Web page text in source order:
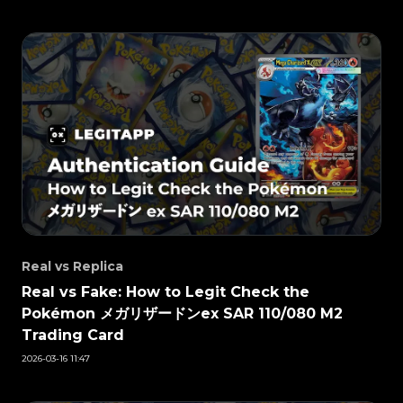
#3066123689299189#3066123689299189
#3066123689299189#3066123689299189
#3066123689299189#3066123689299189
#3066123689299189#3066123689299189
#3066123689299189#3066123689299189
#3066123689299189#3066123689299189
#3066123689299189#3066123689299189
#3066123689299189#3066123689299189
#3066123689299189#3066123689299189
#3066123689299189#3066123689299189
#3066123689299189#3066123689299189
#3066123689299189#3066123689299189
#3066123689299189
#3066123689299189#3066123689299189
#3066123689299189
#3066123689299189
#3066123689299189 #3066123689299189
#3066123689299189
#3066123689299189
#3066123689299189 #3066123689299189
#3066123689299189#3066123689299189
#3066123689299189#3066123689299189
#3066123689299189#3066123689299189
#3066123689299189#3066123689299189
#3066123689299189#3066123689299189
#3066123689299189#3066123689299189
#3066123689299189#3066123689299189
#3066123689299189#3066123689299189
#3066123689299189#3066123689299189
#3066123689299189#3066123689299189
#3066123689299189
#3066123689299189#3066123689299189
#3066123689299189#3066123689299189
#3066123689299189
#3066123689299189
#3408395499395160#3408395499395160
#3408395499395160#3408395499395160
#3408395499395160#3408395499395160
#3408395499395160#3408395499395160
#3408395499395160#3408395499395160
#3408395499395160#3408395499395160
#3408395499395160#3408395499395160
#3408395499395160#3408395499395160
#3408395499395160#3408395499395160
#3408395499395160#3408395499395160
#3408395499395160#3408395499395160
#3408395499395160#3408395499395160
#3408395499395160
#3408395499395160
#3408395499395160
#3408395499395160#3408395499395160
#3408395499395160#3408395499395160
#3408395499395160
#3408395499395160
#3408395499395160#3408395499395160
#3408395499395160#3408395499395160
#3408395499395160#3408395499395160
#3408395499395160#3408395499395160
#3408395499395160 #3408395499395160
#3408395499395160#3408395499395160
#3408395499395160#3408395499395160
#3408395499395160#3408395499395160
#3408395499395160#3408395499395160
#3408395499395160#3408395499395160
#3408395499395160#3408395499395160
#3408395499395160#3408395499395160
#3408395499395160
#3408395499395160
#3408395499395160#3408395499395160
#3408395499395160#3408395499395160
#3408395499395160
#3408395499395160
#3408395499395160
Real vs Replica
Real vs Fake: How to Legit Check the
Pokémon メガリザードンex SAR 110/080 M2
Trading Card
2026-03-16 11:47